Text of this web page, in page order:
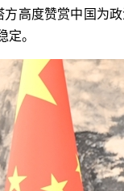
高度赞赏中国为
定。